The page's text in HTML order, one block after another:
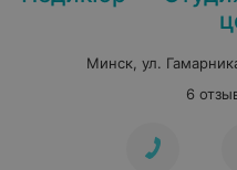
Минск, ул.
6